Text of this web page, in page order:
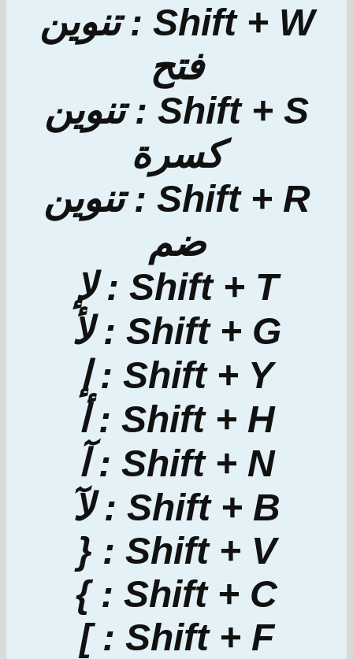
Shift + W : تنوين
فتح
Shift + S : تنوين
كسرة
Shift + R : تنوين
ضم
Shift + T : لإ
Shift + G : لأ
Shift + Y : إ
Shift + H : أ
Shift + N : آ
Shift + B : لآ
Shift + V : {
Shift + C : }
Shift + F : ]